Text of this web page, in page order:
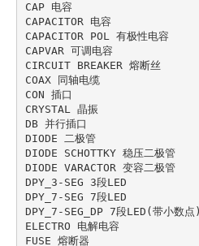
CAP 电容
CAPACITOR 电容
CAPACITOR POL 有极性电容
CAPVAR 可调电容
CIRCUIT BREAKER 熔断丝
COAX 同轴电缆
CON 插口
CRYSTAL 晶振
DB 并行插口
DIODE 二极管
DIODE SCHOTTKY 稳压二极管
DIODE VARACTOR 变容二极管
DPY_3-SEG 3段LED
DPY_7-SEG 7段LED
DPY_7-SEG_DP 7段LED(带小数点)
ELECTRO 电解电容
FUSE 熔断器